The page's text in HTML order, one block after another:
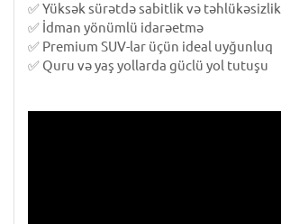
✅ Yüksək sürətdə sabitlik və təhlükəsizlik
✅ İdman yönümlü idarəetmə
✅ Premium SUV-lar üçün ideal uyğunluq
✅ Quru və yaş yollarda güclü yol tutuşu